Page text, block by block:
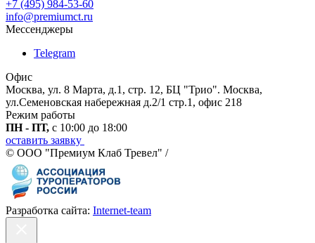
+7 (495) 984-53-60
info@premiumct.ru
Мессенджеры
Telegram
Офис
Москва, ул. 8 Марта, д.1, стр. 12, БЦ "Трио". Москва,
ул.Семеновская набережная д.2/1 стр.1, офис 218
Режим работы
ПН - ПТ, с 10:00 до 18:00
оставить заявку
© ООО "Премиум Клаб Тревел" /
Разработка сайта: Internet-team